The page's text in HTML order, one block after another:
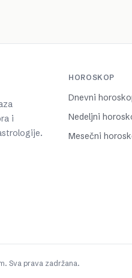
i
HOROSKOP
Dnevni
Nedeljni
Mesečni
Sva prava zadržana.